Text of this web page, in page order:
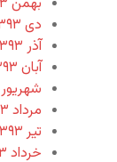
دی ۱۳۹۳
آذر ۱۳۹۳
آبان ۱۳۹۳
شهریور ۱۳۹۳
مرداد ۱۳۹۳
تیر ۱۳۹۳
خرداد ۱۳۹۳